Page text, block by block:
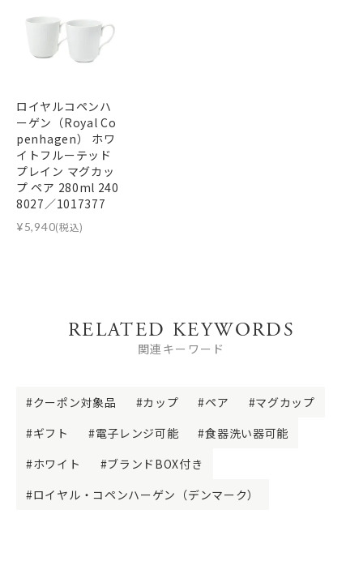
ロイヤルコペンハ
ーゲン（Royal Co
penhagen） ホワ
イトフルーテッド
プレイン マグカッ
プ ペア 280ml 240
8027／1017377
¥5,940(税込)
RELATED KEYWORDS
関連キーワード
クーポン対象品 カップ ペア
マグカップ
ギフト
電子レンジ可能
食器洗い器可能
ホワイト
ブランドBOX付き
ロイヤル・コペンハーゲン（デンマーク）